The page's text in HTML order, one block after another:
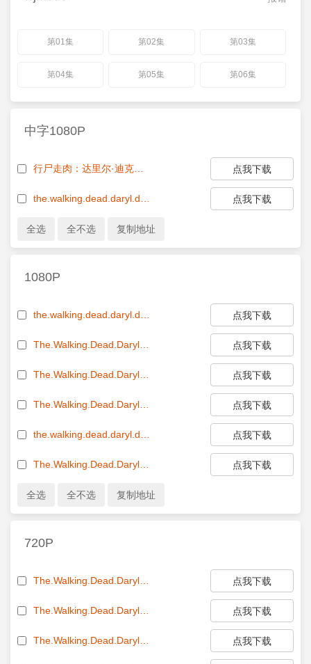
第01集 第02集 第03集
第04集 第05集 第06集
中字1080P
点我下载
点我下载
1080P
点我下载
点我下载
点我下载
点我下载
点我下载
点我下载
720P
点我下载
点我下载
点我下载